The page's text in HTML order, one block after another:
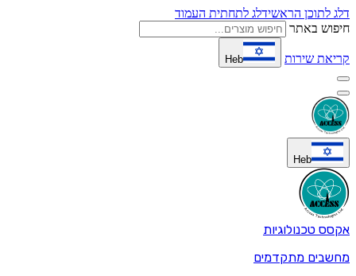
דלג לתוכן הראשידלג לתחתית העמוד
חיפוש באתר
קריאת שירות Heb
Heb
אקסס טכנולוגיות
מחשבים מתקדמים